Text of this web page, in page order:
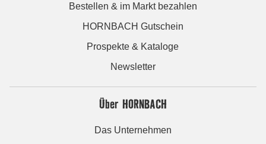
Bestellen & im Markt bezahlen
HORNBACH Gutschein
Prospekte & Kataloge
Newsletter
Über HORNBACH
Das Unternehmen